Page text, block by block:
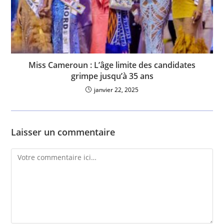
Miss Cameroun : L’âge limite des candidates
grimpe jusqu’à 35 ans
janvier 22, 2025
Laisser un commentaire